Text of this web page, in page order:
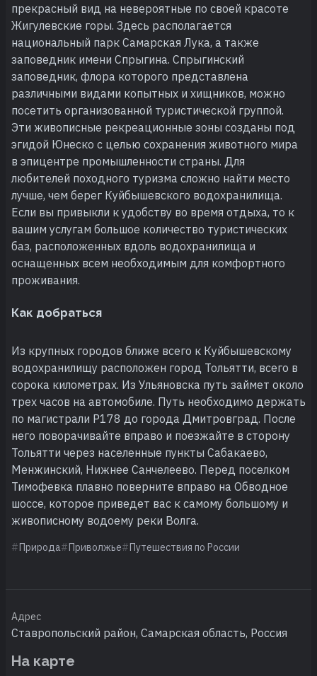
прекрасный вид на невероятные по своей красоте
Жигулевские горы. Здесь располагается
национальный парк Самарская Лука, а также
заповедник имени Спрыгина. Спрыгинский
заповедник, флора которого представлена
различными видами копытных и хищников, можно
посетить организованной туристической группой.
Эти живописные рекреационные зоны созданы под
эгидой Юнеско с целью сохранения животного мира
в эпицентре промышленности страны. Для
любителей походного туризма сложно найти место
лучше, чем берег Куйбышевского водохранилища.
Если вы привыкли к удобству во время отдыха, то к
вашим услугам большое количество туристических
баз, расположенных вдоль водохранилища и
оснащенных всем необходимым для комфортного
проживания.
Как добраться
Из крупных городов ближе всего к Куйбышевскому
водохранилищу расположен город Тольятти, всего в
сорока километрах. Из Ульяновска путь займет около
трех часов на автомобиле. Путь необходимо держать
по магистрали Р178 до города Дмитровград. После
него поворачивайте вправо и поезжайте в сторону
Тольятти через населенные пункты Сабакаево,
Менжинский, Нижнее Санчелеево. Перед поселком
Тимофевка плавно поверните вправо на Обводное
шоссе, которое приведет вас к самому большому и
живописному водоему реки Волга.
Природа Приволжье Путешествия по России
Адрес
Ставропольский район, Самарская область, Россия
На карте